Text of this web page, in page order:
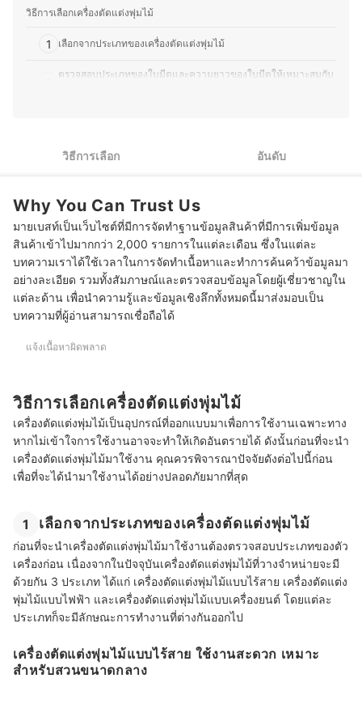
บรรพบุรุษด้วยการทำเกษตรวิถีใหม่ ปรับปรุงพื้นที่รอบบ้านให้
มีบ่อเลี้ยงปลา หมักปุ๋ย ปลูกไม้ยืนต้นและผักสวนครัว เพื่อนำมา
ทานในครอบครัวพร้อมแบ่งปันเพื่อนบ้าน โดยส่วนตัวแล้วมี
ความชื่นชอบการปลูกต้นไม้ด้วย จึงต่อยอดด้วยการตกแต่ง
ชีวิตร่วมกับธรรมชาติได้อย่างมีความสุข
วิธีการเลือกเครื่องตัดแต่งพุ่มไม้
1 เลือกจากประเภทของเครื่องตัดแต่งพุ่มไม้
ตรวจสอบประเภทของใบมีดและความยาวของใบมีดให้เหมาะสมกับ
เลือกเครื่องตัดแต่งพุ่มไม้จากน้ำหนักของตัวเครื่อง
6
เลือกเครื่องตัดแต่งพุ่มไม้ที่มีคุณสมบัติเรื่องความปลอดภัยในระหว่าง
ใช้งาน
10 เครื่องตัดแต่งพุ่มไม้ ยี่ห้อไหนดี แบบไร้สาย ไฟฟ้า และน้ำมัน
สามารถใช้เครื่องตัดแต่งพุ่มไม้กับกิ่งไม้ใหญ่ได้หรือไม่
วิธีการเลือก อันดับ
Why You Can Trust Us
มายเบสท์เป็นเว็บไซต์ที่มีการจัดทำฐานข้อมูลสินค้าที่มีการเพิ่มข้อมูล
สินค้าเข้าไปมากกว่า 2,000 รายการในแต่ละเดือน ซึ่งในแต่ละ
บทความเราได้ใช้เวลาในการจัดทำเนื้อหาและทำการค้นคว้าข้อมูลมา
อย่างละเอียด รวมทั้งสัมภาษณ์และตรวจสอบข้อมูลโดยผู้เชี่ยวชาญใน
แต่ละด้าน เพื่อนำความรู้และข้อมูลเชิงลึกทั้งหมดนี้มาส่งมอบเป็น
บทความที่ผู้อ่านสามารถเชื่อถือได้
แจ้งเนื้อหาผิดพลาด
วิธีการเลือกเครื่องตัดแต่งพุ่มไม้
เครื่องตัดแต่งพุ่มไม้เป็นอุปกรณ์ที่ออกแบบมาเพื่อการใช้งานเฉพาะทาง
หากไม่เข้าใจการใช้งานอาจจะทำให้เกิดอันตรายได้ ดังนั้นก่อนที่จะนำ
เครื่องตัดแต่งพุ่มไม้มาใช้งาน คุณควรพิจารณาปัจจัยดังต่อไปนี้ก่อน
เพื่อที่จะได้นำมาใช้งานได้อย่างปลอดภัยมากที่สุด
1 เลือกจากประเภทของเครื่องตัดแต่งพุ่มไม้
ก่อนที่จะนำเครื่องตัดแต่งพุ่มไม้มาใช้งานต้องตรวจสอบประเภทของตัว
เครื่องก่อน เนื่องจากในปัจจุบันเครื่องตัดแต่งพุ่มไม้ที่วางจำหน่ายจะมี
ด้วยกัน 3 ประเภท ได้แก่ เครื่องตัดแต่งพุ่มไม้แบบไร้สาย เครื่องตัดแต่ง
พุ่มไม้แบบไฟฟ้า และเครื่องตัดแต่งพุ่มไม้แบบเครื่องยนต์ โดยแต่ละ
ประเภทก็จะมีลักษณะการทำงานที่ต่างกันออกไป
เครื่องตัดแต่งพุ่มไม้แบบไร้สาย ใช้งานสะดวก เหมาะ
สำหรับสวนขนาดกลาง